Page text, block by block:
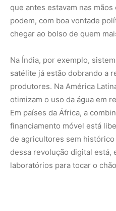
que antes estavam nas
podem, com boa vontade
chegar ao bolso de quem
Na Índia, por exemplo,
satélite já estão dobrando a
produtores. Na América
otimizam o uso da água em
Em países da África, a
financiamento móvel está
de agricultores sem
dessa revolução digital está,
laboratórios para tocar o